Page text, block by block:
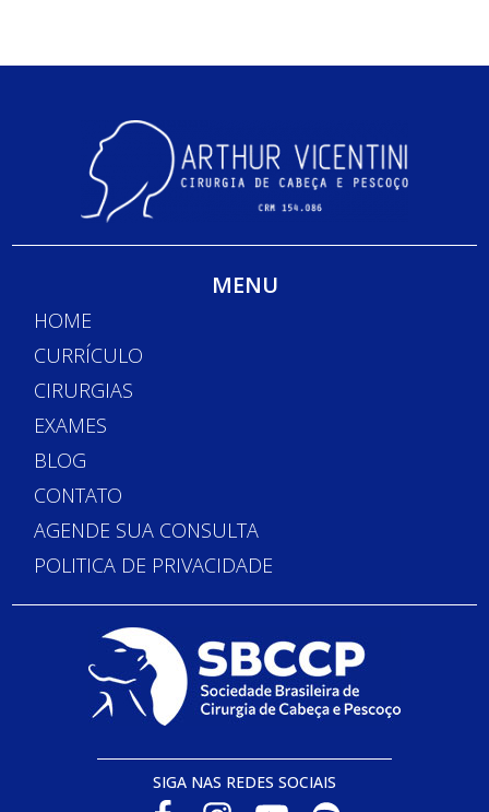
MENU
HOME
CURRÍCULO
CIRURGIAS
EXAMES
BLOG
CONTATO
AGENDE SUA CONSULTA
POLITICA DE PRIVACIDADE
SIGA NAS REDES SOCIAIS